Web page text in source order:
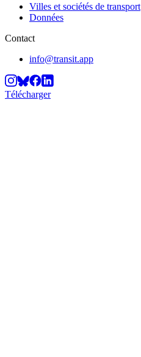
Villes et sociétés de transport
Données
Contact
info@transit.app
Télécharger